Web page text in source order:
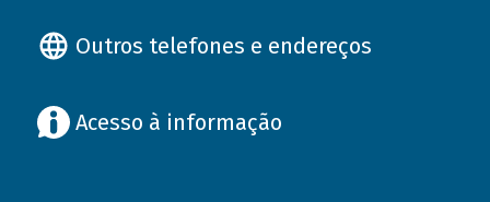
Outros telefones e endereços
Acesso à informação